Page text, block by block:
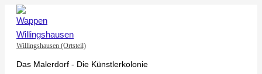
Zum
Inhalt
springen
Willingshausen (Ortsteil)
Das Malerdorf - Die Künstlerkolonie